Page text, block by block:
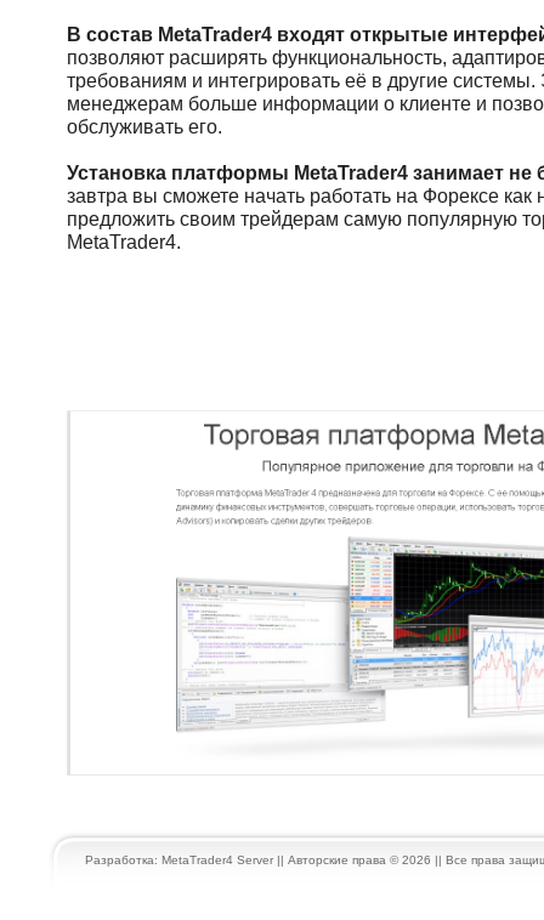
В состав MetaTrader4 входят открытые
позволяют расширять функциональность,
требованиям и интегрировать её в другие
менеджерам больше информации о клиенте и
обслуживать его.
Установка платформы MetaTrader4 занимает не
завтра вы сможете начать работать на Форексе как
предложить своим трейдерам самую популярную
MetaTrader4.
Разработка: MetaTrader4 Server || Авторские права © 2026 || Все права